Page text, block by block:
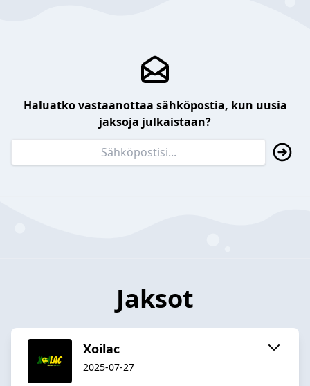
Haluatko vastaanottaa sähköpostia, kun uusia
jaksoja julkaistaan?
Jaksot
Xoilac
2025-07-27